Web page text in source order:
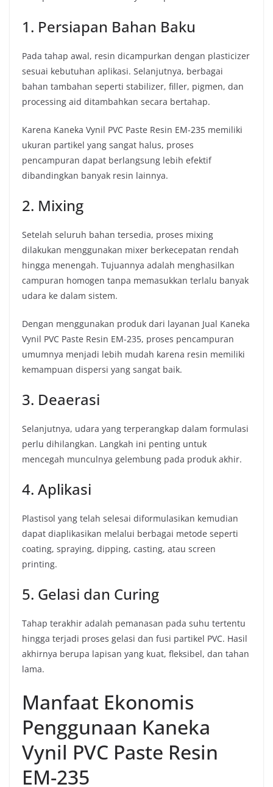
1. Persiapan Bahan Baku
Pada tahap awal, resin dicampurkan dengan plasticizer
sesuai kebutuhan aplikasi. Selanjutnya, berbagai
bahan tambahan seperti stabilizer, filler, pigmen, dan
processing aid ditambahkan secara bertahap.
Karena Kaneka Vynil PVC Paste Resin EM-235 memiliki
ukuran partikel yang sangat halus, proses
pencampuran dapat berlangsung lebih efektif
dibandingkan banyak resin lainnya.
2. Mixing
Setelah seluruh bahan tersedia, proses mixing
dilakukan menggunakan mixer berkecepatan rendah
hingga menengah. Tujuannya adalah menghasilkan
campuran homogen tanpa memasukkan terlalu banyak
udara ke dalam sistem.
Dengan menggunakan produk dari layanan Jual Kaneka
Vynil PVC Paste Resin EM-235, proses pencampuran
umumnya menjadi lebih mudah karena resin memiliki
kemampuan dispersi yang sangat baik.
3. Deaerasi
Selanjutnya, udara yang terperangkap dalam formulasi
perlu dihilangkan. Langkah ini penting untuk
mencegah munculnya gelembung pada produk akhir.
4. Aplikasi
Plastisol yang telah selesai diformulasikan kemudian
dapat diaplikasikan melalui berbagai metode seperti
coating, spraying, dipping, casting, atau screen
printing.
5. Gelasi dan Curing
Tahap terakhir adalah pemanasan pada suhu tertentu
hingga terjadi proses gelasi dan fusi partikel PVC. Hasil
akhirnya berupa lapisan yang kuat, fleksibel, dan tahan
lama.
Manfaat Ekonomis
Penggunaan Kaneka
Vynil PVC Paste Resin
EM-235